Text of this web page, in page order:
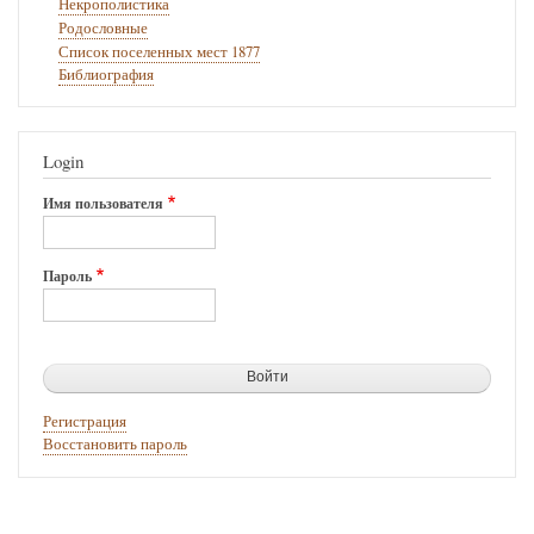
Некрополистика
Родословные
Список поселенных мест 1877
Библиография
Login
Имя пользователя
Пароль
Регистрация
Восстановить пароль